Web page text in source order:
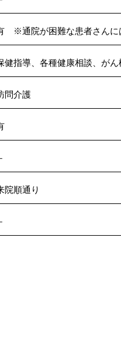
※通院が困難な患者さんに
健指導、各種健康相談、が
問介護
院順通り